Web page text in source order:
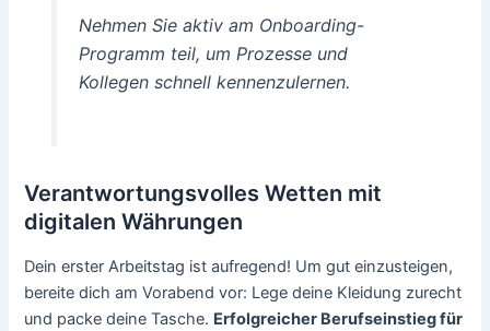
Nehmen Sie aktiv am Onboarding-
Programm teil, um Prozesse und
Kollegen schnell kennenzulernen.
Verantwortungsvolles Wetten mit
digitalen Währungen
Dein erster Arbeitstag ist aufregend! Um gut einzusteigen,
bereite dich am Vorabend vor: Lege deine Kleidung zurecht
und packe deine Tasche. Erfolgreicher Berufseinstieg für